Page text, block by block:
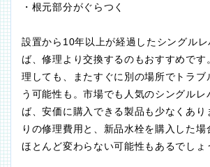
・根元部分がぐらつく
設置から10年以上が経過したシングル
ば、修理より交換するのもおすすめです
理しても、またすぐに別の場所でトラブ
う可能性も。市場でも人気のシングルレ
ば、安価に購入できる製品も少なくあり
りの修理費用と、新品水栓を購入した場
ほとんど変わらない可能性もあるでしょ